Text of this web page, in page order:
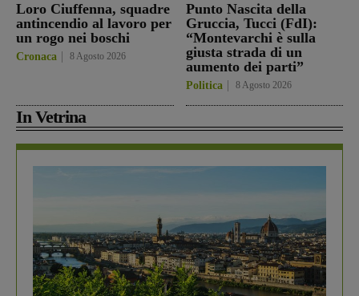
Loro Ciuffenna, squadre
antincendio al lavoro per
un rogo nei boschi
Cronaca 8 Agosto 2026
Punto Nascita della
Gruccia, Tucci (FdI):
“Montevarchi è sulla
giusta strada di un
aumento dei parti”
Politica 8 Agosto 2026
In Vetrina